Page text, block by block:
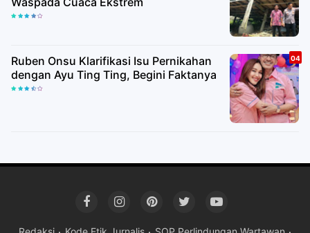
Ruben Onsu Klarifikasi Isu Pernikahan
dengan Ayu Ting Ting, Begini Faktanya